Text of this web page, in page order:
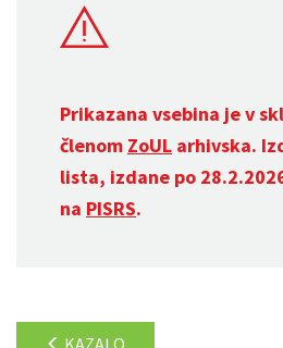
Prikazana vsebina je v
členom ZoUL arhivska.
lista, izdane po
na PISRS.
KAZALO